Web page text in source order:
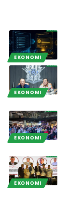
EKONOMI
EKONOMI
EKONOMI
EKONOMI